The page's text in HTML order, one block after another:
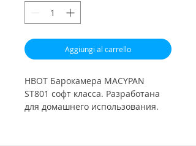
Aggiungi al carrello
HBOT Барокамера МАСYPAN
ST801 софт класса. Разработана
для домашнего использования.